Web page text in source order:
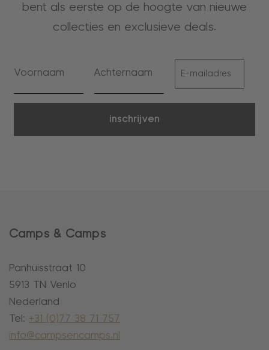
bent als eerste op de hoogte van nieuwe
collecties en exclusieve deals.
inschrijven
Camps & Camps
Panhuisstraat 10
5913 TN Venlo
Nederland
Tel: +31 (0)77 38 71 757
info@campsencamps.nl